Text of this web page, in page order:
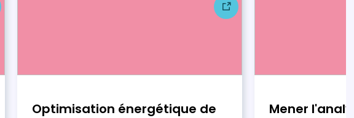
Optimisation énergétique de
Mener